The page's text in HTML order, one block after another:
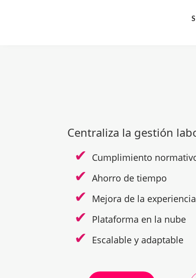
Centraliza la gestión
Cumplimiento
Ahorro de tiempo
Mejora de la
Plataforma en la nube
Escalable y adaptable